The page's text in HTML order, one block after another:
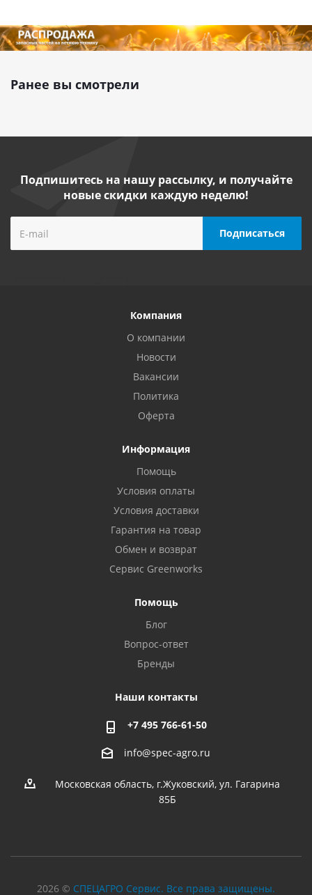
Ранее вы смотрели
Подпишитесь на нашу рассылку, и получайте
новые скидки каждую неделю!
Компания
О компании
Новости
Вакансии
Политика
Оферта
Информация
Помощь
Условия оплаты
Условия доставки
Гарантия на товар
Обмен и возврат
Сервис Greenworks
Помощь
Блог
Вопрос-ответ
Бренды
Наши контакты
+7 495 766-61-50
info@spec-agro.ru
Московская область, г.Жуковский, ул. Гагарина
85Б
2026 © СПЕЦАГРО Сервис. Все права защищены.